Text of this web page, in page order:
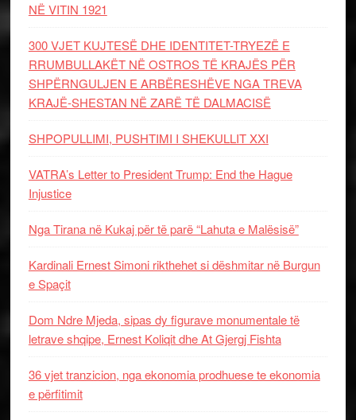
NË VITIN 1921
300 VJET KUJTESË DHE IDENTITET-TRYEZË E
RRUMBULLAKËT NË OSTROS TË KRAJËS PËR
SHPËRNGULJEN E ARBËRESHËVE NGA TREVA
KRAJË-SHESTAN NË ZARË TË DALMACISË
SHPOPULLIMI, PUSHTIMI I SHEKULLIT XXI
VATRA’s Letter to President Trump: End the Hague
Injustice
Nga Tirana në Kukaj për të parë “Lahuta e Malësisë”
Kardinali Ernest Simoni rikthehet si dëshmitar në Burgun
e Spaçit
Dom Ndre Mjeda, sipas dy figurave monumentale të
letrave shqipe, Ernest Koliqit dhe At Gjergj Fishta
36 vjet tranzicion, nga ekonomia prodhuese te ekonomia
e përfitimit